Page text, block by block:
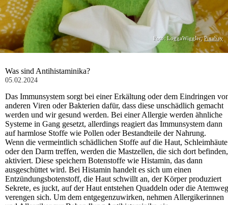
Foto: LoggaWiggler,Pixabay
Was sind Antihistaminika?
05.02.2024
Das Immunsystem sorgt bei einer Erkältung oder dem Eindringen
anderen Viren oder Bakterien dafür, dass diese unschädlich gemacht
werden und wir gesund werden. Bei einer Allergie werden ähnliche
Systeme in Gang gesetzt, allerdings reagiert das Immunsystem dann
auf harmlose Stoffe wie Pollen oder Bestandteile der Nahrung.
Wenn die vermeintlich schädlichen Stoffe auf die Haut, Schleimhäute
oder den Darm treffen, werden die Mastzellen, die sich dort befinden,
aktiviert. Diese speichern Botenstoffe wie Histamin, das dann
ausgeschüttet wird. Bei Histamin handelt es sich um einen
Entzündungsbotenstoff, die Haut schwillt an, der Körper produziert
Sekrete, es juckt, auf der Haut entstehen Quaddeln oder die
verengen sich. Um dem entgegenzuwirken, nehmen Allergikerinnen